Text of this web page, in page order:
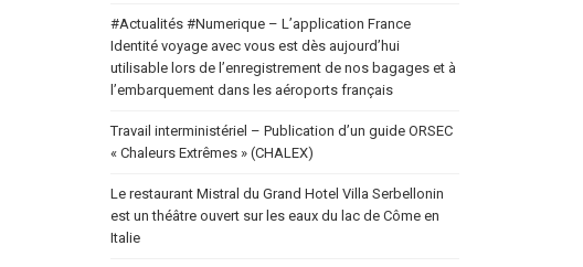
#Actualités #Numerique – L’application France
Identité voyage avec vous est dès aujourd’hui
utilisable lors de l’enregistrement de nos bagages et à
l’embarquement dans les aéroports français
Travail interministériel – Publication d’un guide ORSEC
« Chaleurs Extrêmes » (CHALEX)
Le restaurant Mistral du Grand Hotel Villa Serbellonin
est un théâtre ouvert sur les eaux du lac de Côme en
Italie